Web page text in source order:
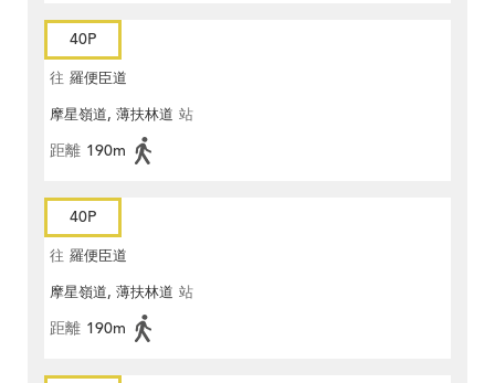
40P
往 羅便臣道
摩星嶺道, 薄扶林道 站
距離 190m
40P
往 羅便臣道
摩星嶺道, 薄扶林道 站
距離 190m